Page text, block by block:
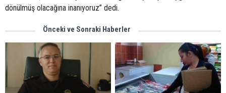
dönülmüş olacağına inanıyoruz” dedi.
Önceki ve Sonraki Haberler